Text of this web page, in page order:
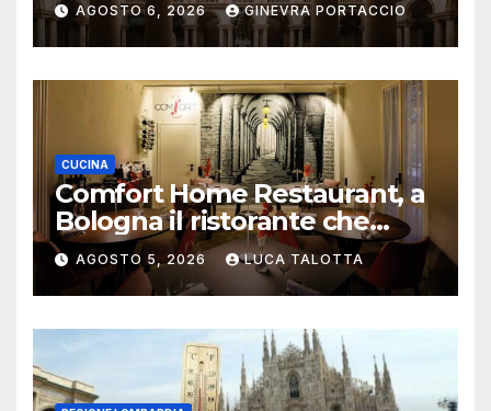
AGOSTO 6, 2026 GINEVRA PORTACCIO
CUCINA
Comfort Home Restaurant, a
Bologna il ristorante che
trasforma l’ospitalità in
un’esperienza di casa
AGOSTO 5, 2026 LUCA TALOTTA